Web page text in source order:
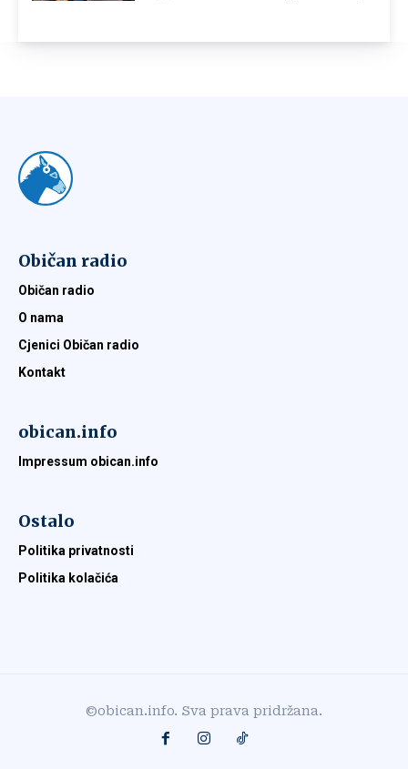
Običan radio
Običan radio
O nama
Cjenici Običan radio
Kontakt
obican.info
Impressum obican.info
Ostalo
Politika privatnosti
Politika kolačića
©obican.info. Sva prava pridržana.